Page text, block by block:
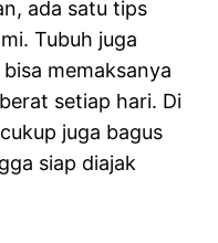
ada satu tips
Tubuh juga
memaksanya
setiap hari. Di
juga bagus
siap diajak